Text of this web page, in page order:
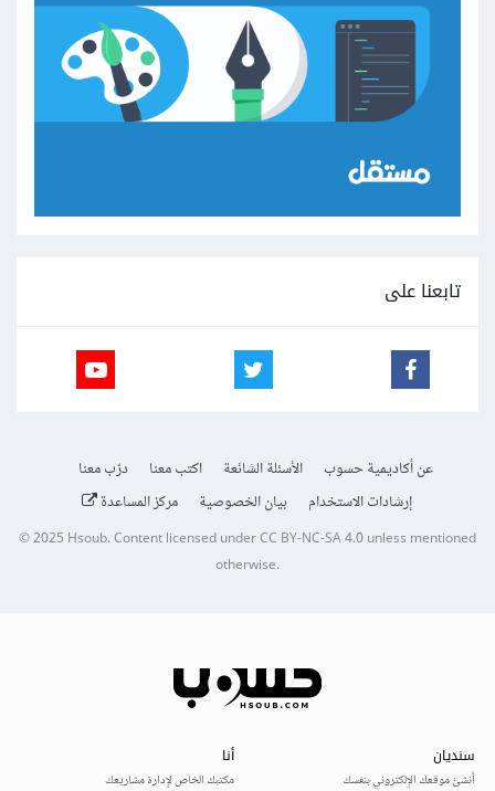
تابعنا على
عن أكاديمية حسوب الأسئلة الشائعة اكتب معنا
درّب معنا
إرشادات الاستخدام
بيان الخصوصية مركز المساعدة
© 2025Hsoub.Content licensed underCC BY-NC-SA 4.0unless mentioned
otherwise.